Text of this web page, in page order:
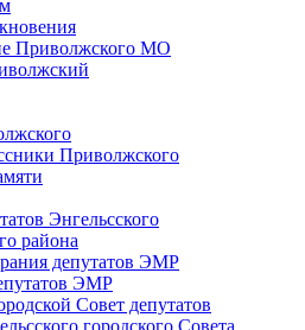
Приволжского МО
Приволжского
Энгельсского
района
депутатов ЭМР
ЭМР
Совет депутатов